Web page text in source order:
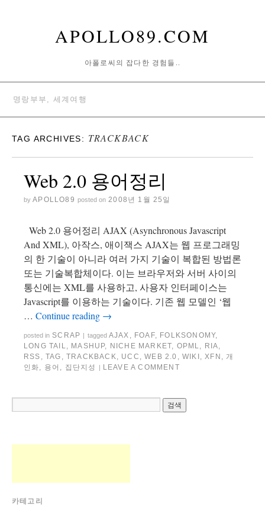
APOLLO89.COM
아폴로씨의 잡다한 경험들..
명랑부부, 세계여행
TAG ARCHIVES: TRACKBACK
Web 2.0 용어정리
by APOLLO89 posted on 2008년 1월 25일
Web 2.0 용어정리 AJAX (Asynchronous Javascript
And XML), 아작스, 애이잭스 AJAX는 웹 프로그래밍
의 한 기술이 아니라 여러 가지 기술이 복합된 방법론
또는 기술복합체이다. 이는 브라우저와 서버 사이의
통신에는 XML를 사용하고, 사용자 인터페이스는
Javascript를 이용하는 기술이다. 기존 웹 모델인 ‘웹
… Continue reading →
posted in SCRAP | tagged AJAX , FOAF, FOLKSONOMY,
LONG TAIL, MASHUP, NICHE MARKET, OPML, RIA,
RSS ,TAG ,TRACKBACK, UCC ,WEB 2.0 ,WIKI ,XFN ,개
인화, 용어 , 집단지성 | LEAVE A COMMENT
카테고리